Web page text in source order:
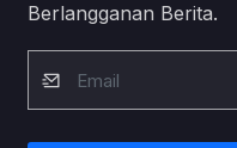
Berlangganan Berita.